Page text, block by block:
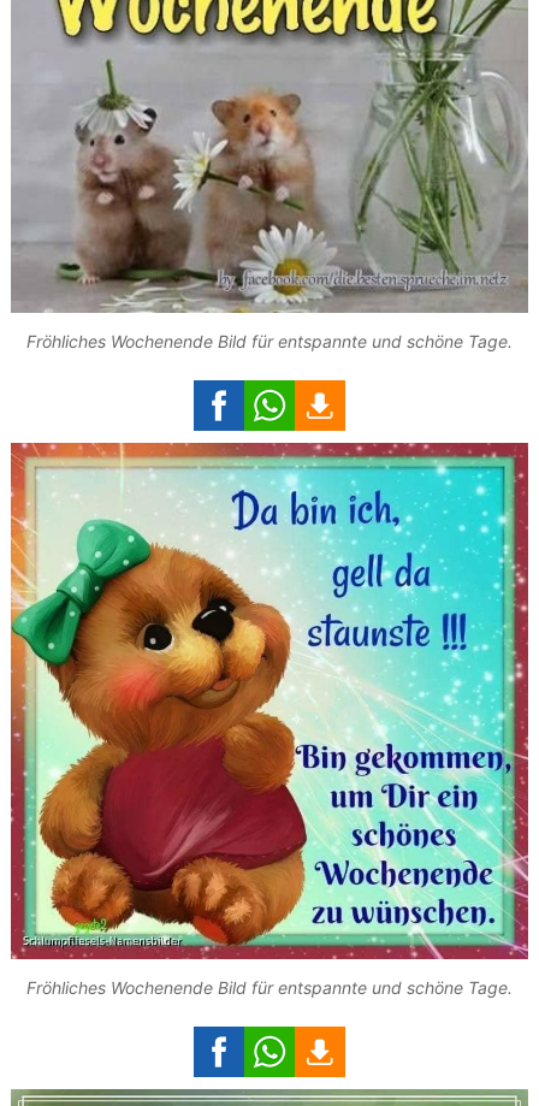
Fröhliches Wochenende Bild für entspannte und schöne Tage.
Fröhliches Wochenende Bild für entspannte und schöne Tage.